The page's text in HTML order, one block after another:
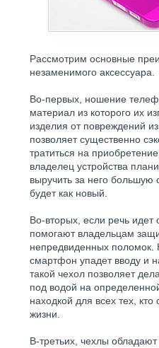
Рассмотрим основные
незаменимого аксессуара.
Во-первых, ношение
материал из которого их
изделия от повреждений
позволяет существенно
тратиться на
владелец устройства
выручить за него большую
будет как новый.
Во-вторых, если речь
помогают владельцам
непредвиденных поломок.
смартфон упадет вводу и
такой чехол позволяет
под водой на
находкой для всех тех,
жизни.
В-третьих, чехлы